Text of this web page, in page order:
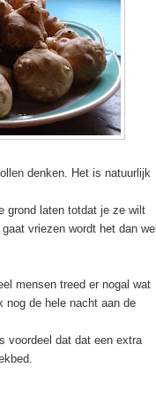
denken. Het is natuurlijk
grond laten totdat je ze wilt
vriezen wordt het dan wel
mensen treed er nogal wat
nog de hele nacht aan de
voordeel dat dat een extra